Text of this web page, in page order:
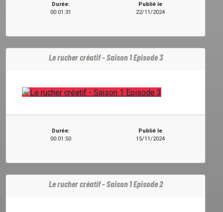
Durée:
00:01:31
Publié le
22/11/2024
Le rucher créatif - Saison 1 Episode 3
Durée:
00:01:50
Publié le
15/11/2024
Le rucher créatif - Saison 1 Episode 2